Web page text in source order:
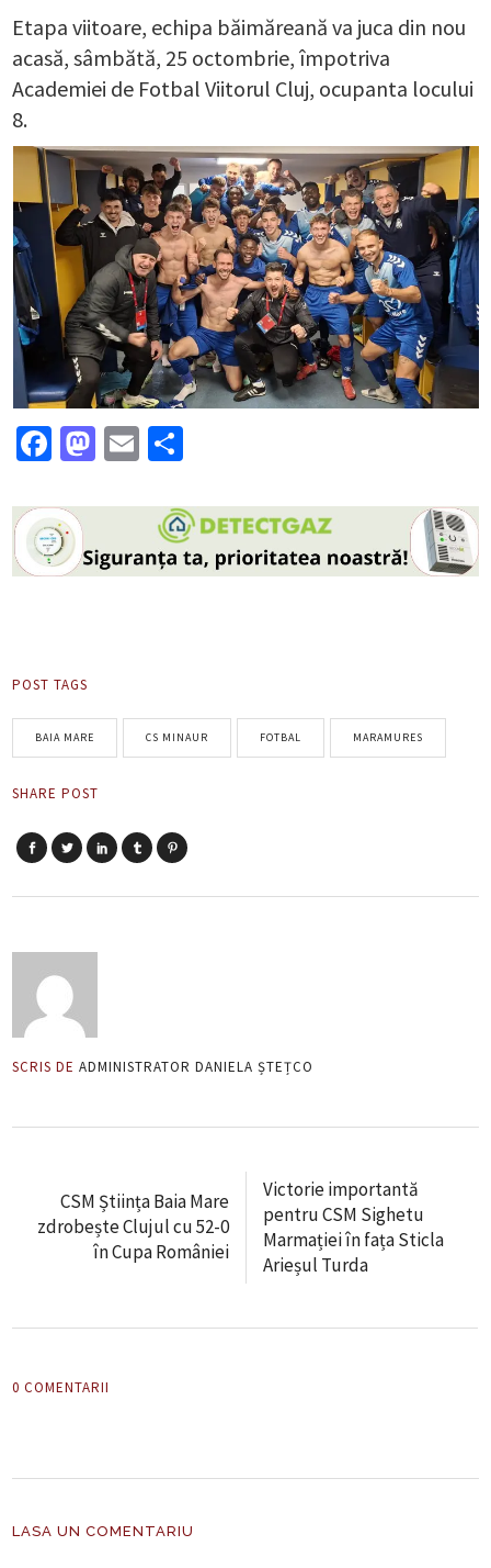
Etapa viitoare, echipa băimăreană va juca din nou
acasă, sâmbătă, 25 octombrie, împotriva
Academiei de Fotbal Viitorul Cluj, ocupanta locului
8.
Facebook
Mastodon
Email
POST TAGS
BAIA MARE CS MINAUR FOTBAL MARAMURES
SHARE POST
SCRIS DE ADMINISTRATOR DANIELA ȘTEȚCO
CSM Știința Baia Mare
zdrobește Clujul cu 52-0
în Cupa României
Victorie importantă
pentru CSM Sighetu
Marmației în fața Sticla
Arieșul Turda
0 COMENTARII
LASA UN COMENTARIU